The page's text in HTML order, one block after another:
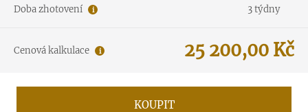
Doba zhotovení 3 týdny
Cenová kalkulace 25 200,00 Kč
KOUPIT